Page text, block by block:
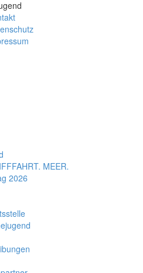
MEER.
2026